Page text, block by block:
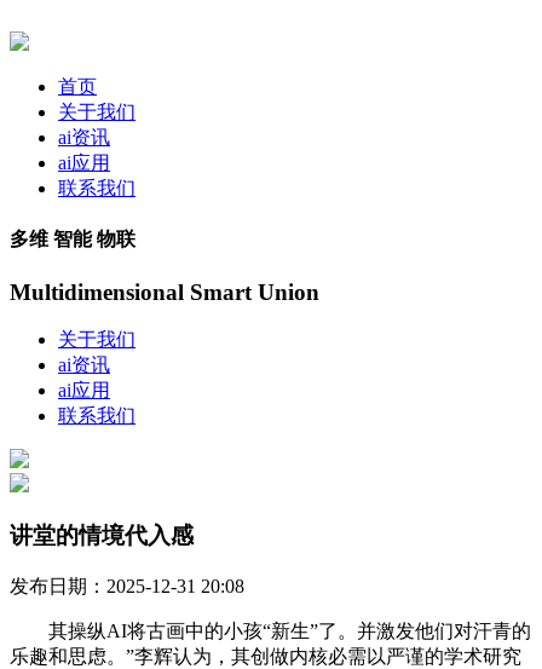
首页
关于我们
ai资讯
ai应用
联系我们
多维 智能 物联
Multidimensional Smart Union
关于我们
ai资讯
ai应用
联系我们
讲堂的情境代入感
发布日期：2025-12-31 20:08
其操纵AI将古画中的小孩“新生”了。并激发他们对汗青的
乐趣和思虑。”李辉认为，其创做内核必需以严谨的学术研究